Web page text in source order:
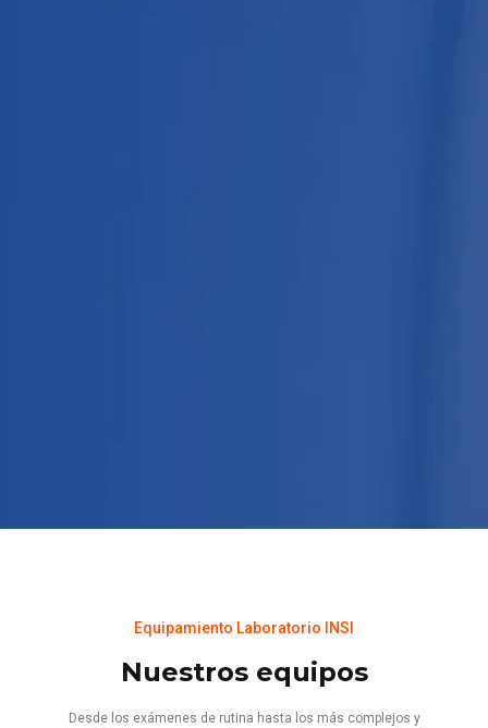
Equipamiento Laboratorio INSI
Nuestros equipos
Desde los exámenes de rutina hasta los más complejos y